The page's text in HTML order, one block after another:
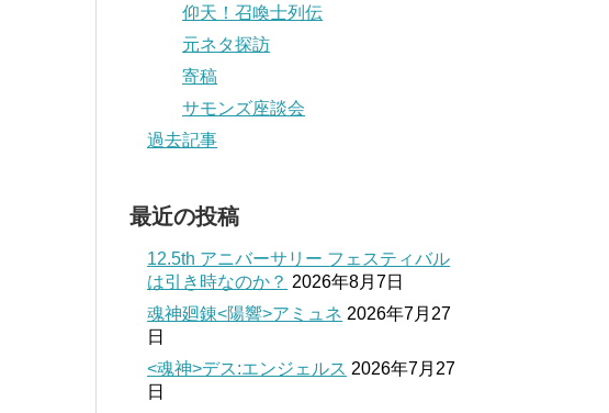
仰天！召喚士列伝
元ネタ探訪
寄稿
サモンズ座談会
過去記事
最近の投稿
12.5th アニバーサリー フェスティバル
は引き時なのか？ 2026年8月7日
魂神廻錬<陽響>アミュネ 2026年7月27
日
<魂神>デス:エンジェルス 2026年7月27
日